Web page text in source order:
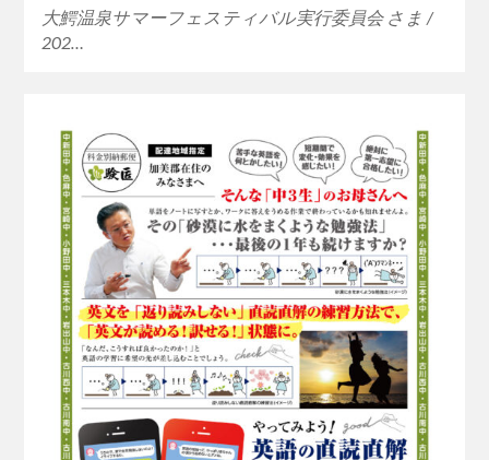
大鰐温泉サマーフェスティバル実行委員会 さま /
202…